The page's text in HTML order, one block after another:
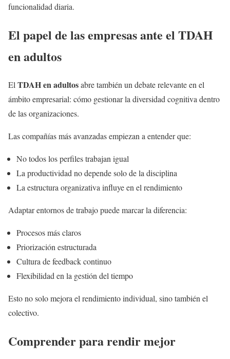
funcionalidad diaria.
El papel de las empresas ante el TDAH
en adultos
El TDAH en adultosabre también un debate relevante en el
ámbito empresarial: cómo gestionar la diversidad cognitiva dentro
de las organizaciones.
Las compañías más avanzadas empiezan a entender que:
No todos los perfiles trabajan igual
La productividad no depende solo de la disciplina
La estructura organizativa influye en el rendimiento
Adaptar entornos de trabajo puede marcar la diferencia:
Procesos más claros
Priorización estructurada
Cultura de feedback continuo
Flexibilidad en la gestión del tiempo
Esto no solo mejora el rendimiento individual, sino también el
colectivo.
Comprender para rendir mejor